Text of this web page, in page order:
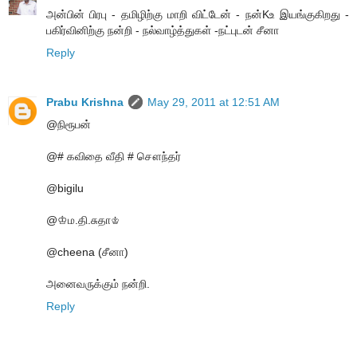
அன்பின் பிரபு - தமிழிற்கு மாறி விட்டேன் - நன்Kஉ இயங்குகிறது -
பகிர்வினிற்கு நன்றி - நல்வாழ்த்துகள் -நட்புடன் சீனா
Reply
Prabu Krishna
May 29, 2011 at 12:51 AM
@நிரூபன்
@# கவிதை வீதி # சௌந்தர்
@bigilu
@♔ம.தி.சுதா♔
@cheena (சீனா)
அனைவருக்கும் நன்றி.
Reply